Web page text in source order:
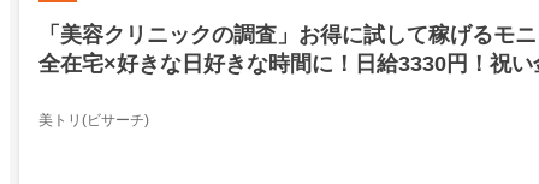
「美容クリニックの調査」お得に試して稼げるモ
全在宅×好きな日好きな時間に！日給3330円！祝
美トリ(ビサーチ)